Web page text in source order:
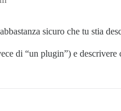
sicuro che tu stia
di “un plugin”) e